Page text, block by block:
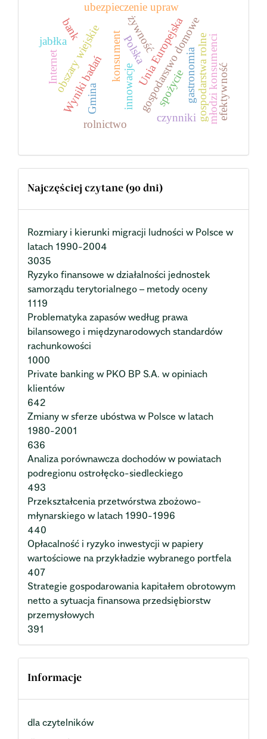
konsument
Wyniki badań gospodarstwo domowe
innowacje
obszary wiejskie gospodarstwa rolne
spożycie
Unia Europejska
rolnictwo
Polska
Gmina
czynniki
ubezpieczenie upraw
Internet
żywność
jabłka młodzi konsumenci
gastronomia
bank
efektywność
Najczęściej czytane (90 dni)
Rozmiary i kierunki migracji ludności w Polsce w
latach 1990-2004
3035
Ryzyko finansowe w działalności jednostek
samorządu terytorialnego – metody oceny
1119
Problematyka zapasów według prawa
bilansowego i międzynarodowych standardów
rachunkowości
1000
Private banking w PKO BP S.A. w opiniach
klientów
642
Zmiany w sferze ubóstwa w Polsce w latach
1980-2001
636
Analiza porównawcza dochodów w powiatach
podregionu ostrołęcko-siedleckiego
493
Przekształcenia przetwórstwa zbożowo-
młynarskiego w latach 1990-1996
440
Opłacalność i ryzyko inwestycji w papiery
wartościowe na przykładzie wybranego portfela
407
Strategie gospodarowania kapitałem obrotowym
netto a sytuacja finansowa przedsiębiorstw
przemysłowych
391
Informacje
dla czytelników